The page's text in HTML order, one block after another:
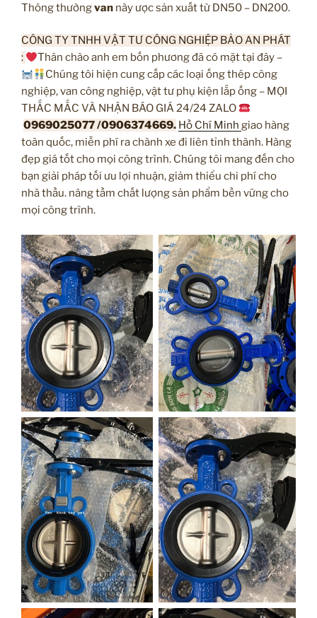
Thông thườngvan này ược sản xuất từ DN50 – DN200.
CÔNG TY TNHH VẬT TƯ CÔNG NGHIỆP BẢO AN PHÁT
:
Thân chào anh em bốn phương đã có mặt tại đây –
Chúng tôi hiện cung cấp các loại ống thép công
nghiệp, van công nghiệp, vật tư phụ kiện lắp ống – MỌI
THẮC MẮC VÀ NHẬN BÁO GIÁ 24/24 ZALO
0969025077 /0906374669. Hồ Chí Minh giao hàng
toàn quốc, miễn phí ra chành xe đi liên tỉnh thành. Hàng
đẹp giá tốt cho mọi công trình. Chúng tôi mang đến cho
bạn giải pháp tối ưu lợi nhuận, giảm thiểu chi phí cho
nhà thầu. nâng tầm chất lượng sản phẩm bền vững cho
mọi công trình.